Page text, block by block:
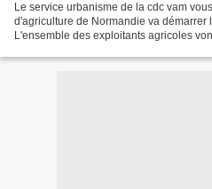
Le service urbanisme de la cdc vam
d'agriculture de Normandie va démarrer
L'ensemble des exploitants agricoles